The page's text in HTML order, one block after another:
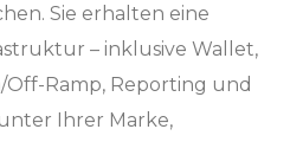
Sie erhalten eine
– inklusive Wallet,
Off-Ramp, Reporting und
Ihrer Marke,